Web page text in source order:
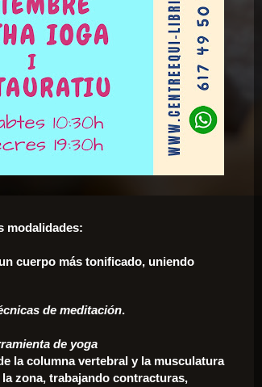
modalidades:
cuerpo más tonificado, uniendo
de meditación.
de yoga
la columna vertebral y la musculatura
zona, trabajando contracturas,